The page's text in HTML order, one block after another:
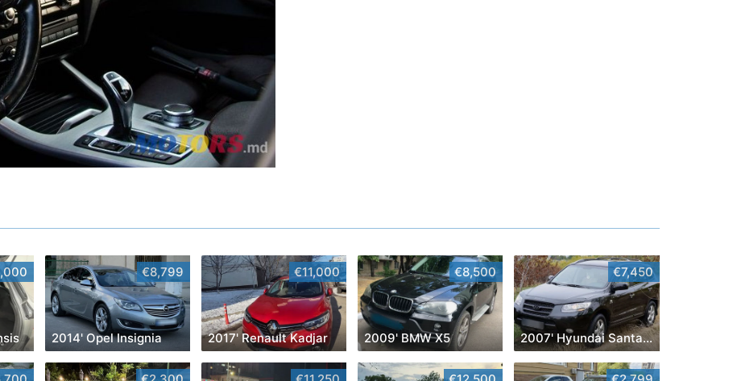
€8,799
2014' Opel Insignia
€11,000
2017' Renault Kadjar
€8,500
2009' BMW X5
€7,450
2007' Hyundai Santa Fe